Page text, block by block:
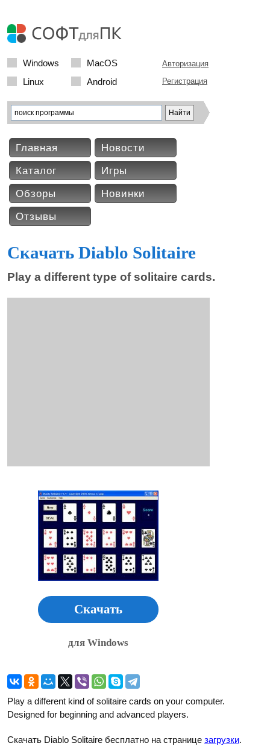
Windows
MacOS
Linux
Android
Авторизация
Регистрация
Главная
Новости
Каталог
Игры
Обзоры
Новинки
Отзывы
Скачать Diablo Solitaire
Play a different type of solitaire cards.
Скачать
для Windows
Play a different kind of solitaire cards on your computer.
Designed for beginning and advanced players.
Скачать Diablo Solitaire бесплатно на странице загрузки.